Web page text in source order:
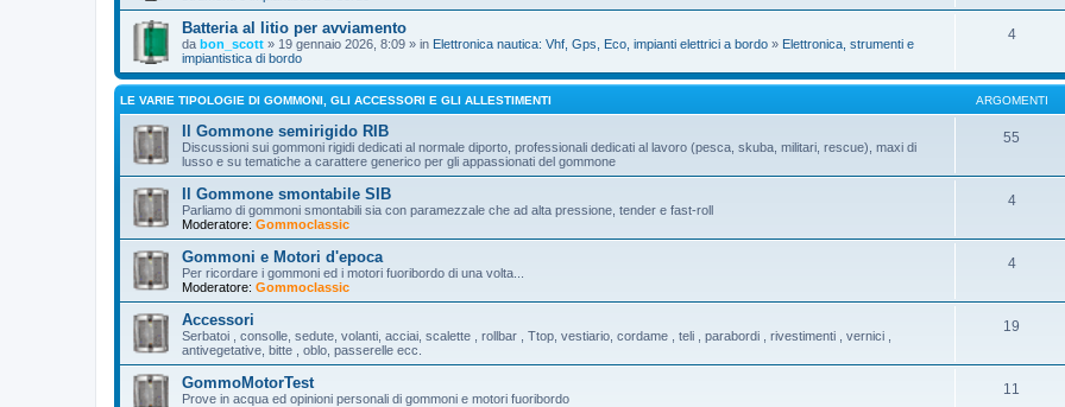
Batteria al litio per avviamento
da bon_scott » 19 gennaio 2026, 8:09 » in Elettronica nautica: Vhf, Gps, Eco, impianti elettrici a bordo » Elettronica, strumenti e
impiantistica di bordo
4
LE VARIE TIPOLOGIE DI GOMMONI, GLI ACCESSORI E GLI ALLESTIMENTI ARGOMENTI
Il Gommone semirigido RIB
Discussioni sui gommoni rigidi dedicati al normale diporto, professionali dedicati al lavoro (pesca, skuba, militari, rescue), maxi di
lusso e su tematiche a carattere generico per gli appassionati del gommone
55
Il Gommone smontabile SIB
Parliamo di gommoni smontabili sia con paramezzale che ad alta pressione, tender e fast-roll
Moderatore: Gommoclassic
4
Gommoni e Motori d'epoca
Per ricordare i gommoni ed i motori fuoribordo di una volta...
Moderatore: Gommoclassic
4
Accessori
Serbatoi , consolle, sedute, volanti, acciai, scalette , rollbar , Ttop, vestiario, cordame , teli , parabordi , rivestimenti , vernici ,
antivegetative, bitte , oblo, passerelle ecc.
19
GommoMotorTest
Prove in acqua ed opinioni personali di gommoni e motori fuoribordo
11